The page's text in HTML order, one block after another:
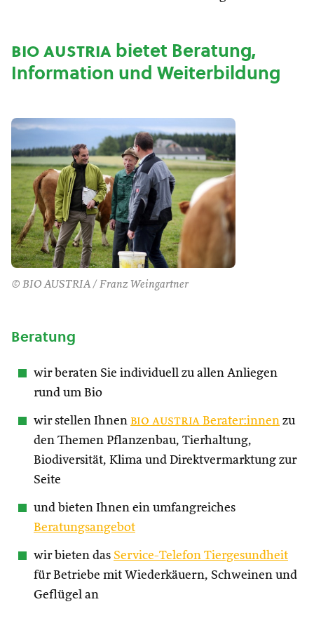
bio austriabietet Beratung,
Information und Weiterbildung
© BIO AUSTRIA / Franz Weingartner
Beratung
wir beraten Sie individuell zu allen Anliegen
rund um Bio
wir stellen Ihnen bio austria Berater:innen zu
den Themen Pflanzenbau, Tierhaltung,
Biodiversität, Klima und Direktvermarktung zur
Seite
und bieten Ihnen ein umfangreiches
Beratungsangebot
wir bieten das Service-Telefon Tiergesundheit
für Betriebe mit Wiederkäuern, Schweinen und
Geflügel an